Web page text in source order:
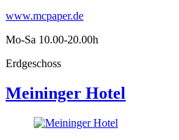
www.mcpaper.de
Mo-Sa 10.00-20.00h
Erdgeschoss
Meininger Hotel